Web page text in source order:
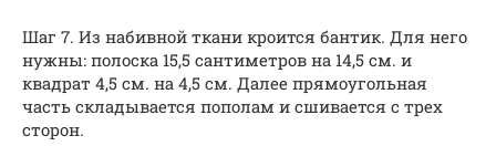
Шаг 7. Из набивной ткани кроится бантик. Для него
нужны: полоска 15,5 сантиметров на 14,5 см. и
квадрат 4,5 см. на 4,5 см. Далее прямоугольная
часть складывается пополам и сшивается с трех
сторон.